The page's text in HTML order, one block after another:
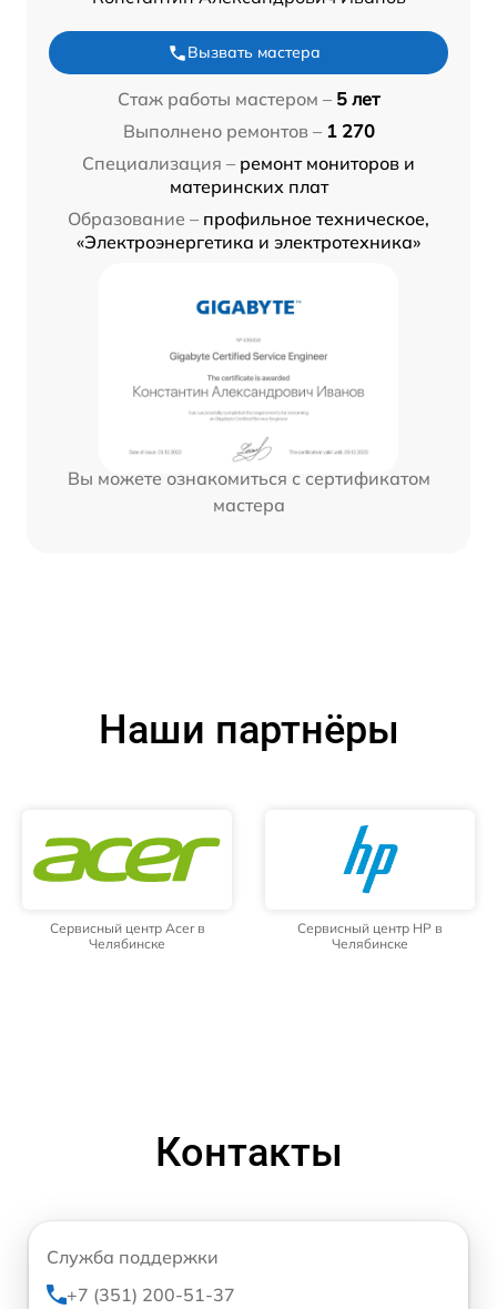
Вызвать мастера
Стаж работы мастером – 5 лет
Выполнено ремонтов – 1 270
Специализация – ремонт мониторов и
материнских плат
Образование – профильное техническое,
«Электроэнергетика и электротехника»
Вы можете ознакомиться с сертификатом
мастера
Наши партнёры
Сервисный центр Acer в
Челябинске
Сервисный центр HP в
Челябинске
Контакты
Служба поддержки
+7 (351) 200-51-37